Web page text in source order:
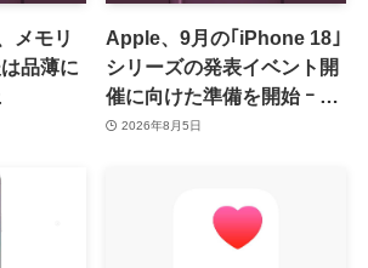
メモリ
品薄に
Apple、9月の｢iPhone 18｣
シリーズの発表イベント開
催に向けた準備を開始 ｰ 9
月8日か9月9日に開催見込
2026年8月5日